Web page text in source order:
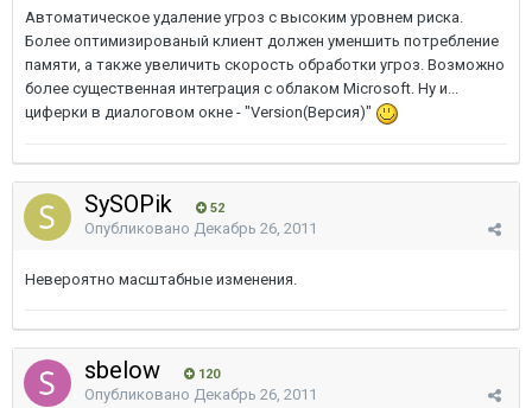
Автоматическое удаление угроз с высоким уровнем риска.
Более оптимизированый клиент должен уменшить потребление
памяти, а также увеличить скорость обработки угроз. Возможно
более существенная интеграция с облаком Microsoft. Ну и...
циферки в диалоговом окне - "Version(Версия)"
SySOPik 52
Опубликовано Декабрь 26, 2011
Невероятно масштабные изменения.
sbelow 120
Опубликовано Декабрь 26, 2011